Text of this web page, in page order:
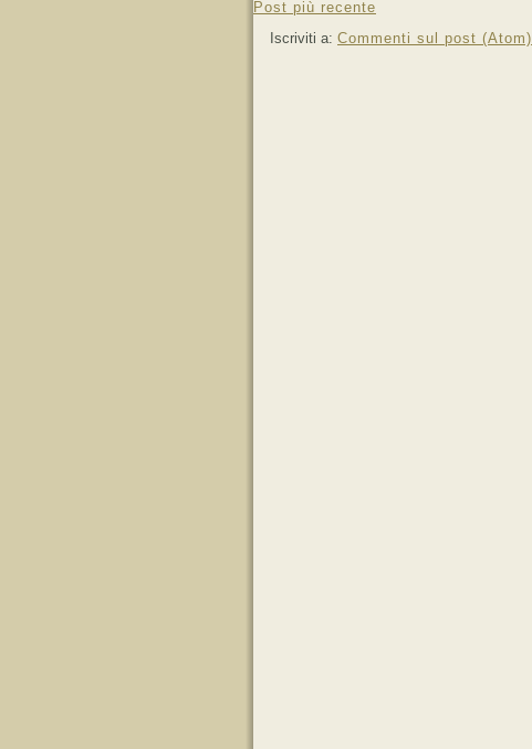
Post più recente
Iscriviti a: Commenti sul post (Atom)